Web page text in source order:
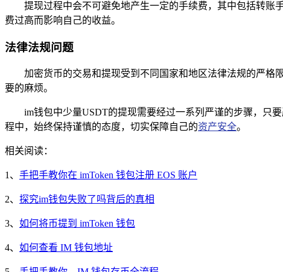
提现过程中会不可避免地产生一定的手续费，其中包括转账
费过高而影响自己的收益。
法律法规问题
加密货币的交易和提现受到不同国家和地区法律法规的严格
要的麻烦。
im钱包中少量USDT的提现需要经过一系列严谨的步骤，只
程中，始终保持谨慎的态度，切实保障自己的资产安全。
相关阅读：
1、 手把手教你在 imToken 钱包注册 EOS 账户
2、 探究im钱包失败了吗背后的真相
3、 如何将币提到 imToken 钱包
4、 如何查看 IM 钱包地址